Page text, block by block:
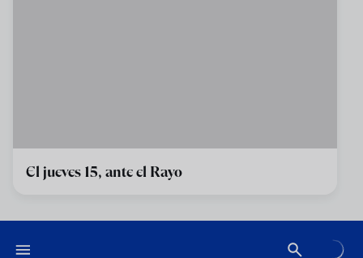
El jueves 15, ante el Rayo